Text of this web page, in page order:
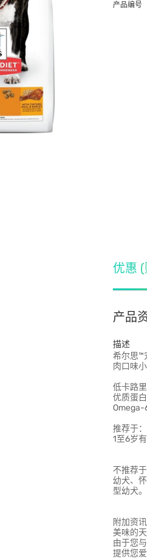
产品编号
优惠
产品
描述
希尔思™
肉口味
低卡路
优质蛋
Omega-
推荐于：
1至6岁
不推荐于
幼犬、
型幼犬。
附加资讯
美味的
由于您
提供您